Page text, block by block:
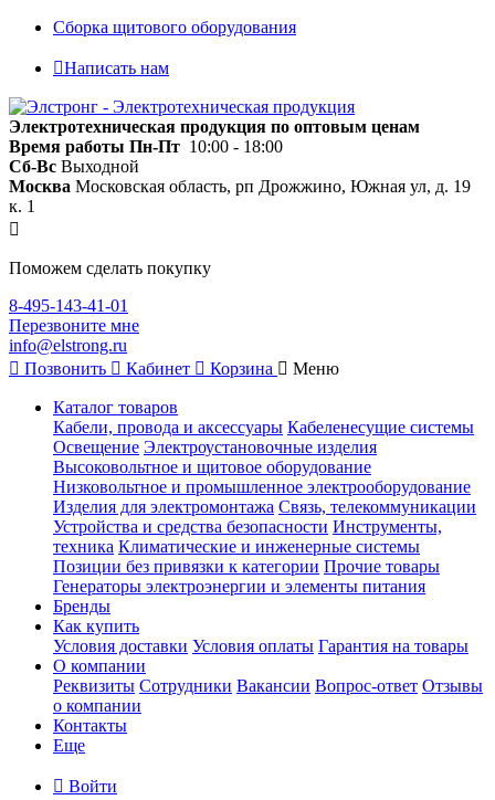
Сборка щитового оборудования
Написать нам
Электротехническая продукция по оптовым ценам
Время работы Пн-Пт 10:00 - 18:00
Сб-Вс Выходной
Москва Московская область, рп Дрожжино, Южная ул, д. 19
к. 1
Поможем сделать покупку
8-495-143-41-01
Перезвоните мне
info@elstrong.ru
Позвонить
Кабинет Корзина Меню
Каталог товаров
Кабели, провода и аксессуары Кабеленесущие системы
Освещение Электроустановочные изделия
Высоковольтное и щитовое оборудование
Низковольтное и промышленное электрооборудование
Изделия для электромонтажа Связь, телекоммуникации
Устройства и средства безопасности Инструменты,
техника Климатические и инженерные системы
Позиции без привязки к категории Прочие товары
Генераторы электроэнергии и элементы питания
Бренды
Как купить
Условия доставки Условия оплаты Гарантия на товары
О компании
Реквизиты Сотрудники Вакансии Вопрос-ответ Отзывы
о компании
Контакты
Еще
Войти